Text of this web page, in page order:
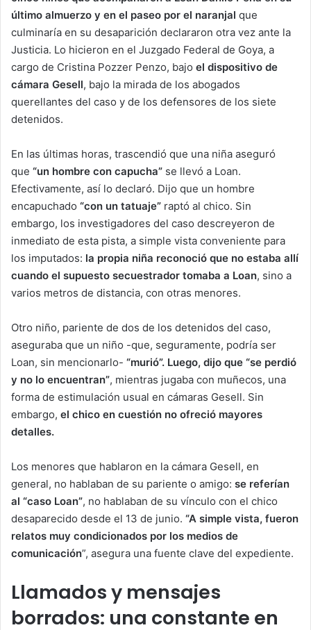
último almuerzo y en el paseo por el naranjal que
culminaría en su desaparición declararon otra vez ante la
Justicia. Lo hicieron en el Juzgado Federal de Goya, a
cargo de Cristina Pozzer Penzo, bajo el dispositivo de
cámara Gesell, bajo la mirada de los abogados
querellantes del caso y de los defensores de los siete
detenidos.
En las últimas horas, trascendió que una niña aseguró
que “un hombre con capucha” se llevó a Loan.
Efectivamente, así lo declaró. Dijo que un hombre
encapuchado “con un tatuaje” raptó al chico. Sin
embargo, los investigadores del caso descreyeron de
inmediato de esta pista, a simple vista conveniente para
los imputados: la propia niña reconoció que no estaba allí
cuando el supuesto secuestrador tomaba a Loan, sino a
varios metros de distancia, con otras menores.
Otro niño, pariente de dos de los detenidos del caso,
aseguraba que un niño -que, seguramente, podría ser
Loan, sin mencionarlo- “murió”. Luego, dijo que “se perdió
y no lo encuentran”, mientras jugaba con muñecos, una
forma de estimulación usual en cámaras Gesell. Sin
embargo, el chico en cuestión no ofreció mayores
detalles.
Los menores que hablaron en la cámara Gesell, en
general, no hablaban de su pariente o amigo: se referían
al “caso Loan”, no hablaban de su vínculo con el chico
desaparecido desde el 13 de junio. “A simple vista, fueron
relatos muy condicionados por los medios de
comunicación”, asegura una fuente clave del expediente.
Llamados y mensajes
borrados: una constante en